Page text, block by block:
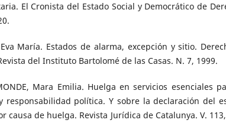
El Cronista del Estado Social y Democrático de
Eva María. Estados de alarma, excepción y sitio.
del Instituto Bartolomé de las Casas. N. 7, 1999.
Mara Emilia. Huelga en servicios esenciales
responsabilidad política. Y sobre la declaración del
causa de huelga. Revista Jurídica de Catalunya. V.